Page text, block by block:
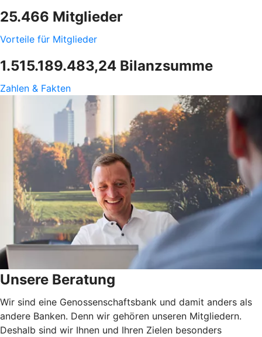
25.466 Mitglieder
Vorteile für Mitglieder
1.515.189.483,24 Bilanzsumme
Zahlen & Fakten
Unsere Beratung
Wir sind eine Genossenschaftsbank und damit anders als
andere Banken. Denn wir gehören unseren Mitgliedern.
Deshalb sind wir Ihnen und Ihren Zielen besonders